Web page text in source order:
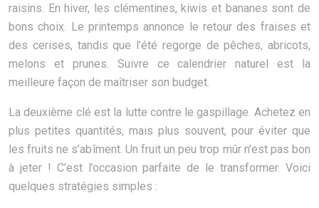
raisins. En hiver, les clémentines, kiwis et bananes sont de
bons choix. Le printemps annonce le retour des fraises et
des cerises, tandis que l’été regorge de pêches, abricots,
melons et prunes. Suivre ce calendrier naturel est la
meilleure façon de maîtriser son budget.
La deuxième clé est la lutte contre le gaspillage. Achetez en
plus petites quantités, mais plus souvent, pour éviter que
les fruits ne s’abîment. Un fruit un peu trop mûr n’est pas bon
à jeter ! C’est l’occasion parfaite de le transformer. Voici
quelques stratégies simples :